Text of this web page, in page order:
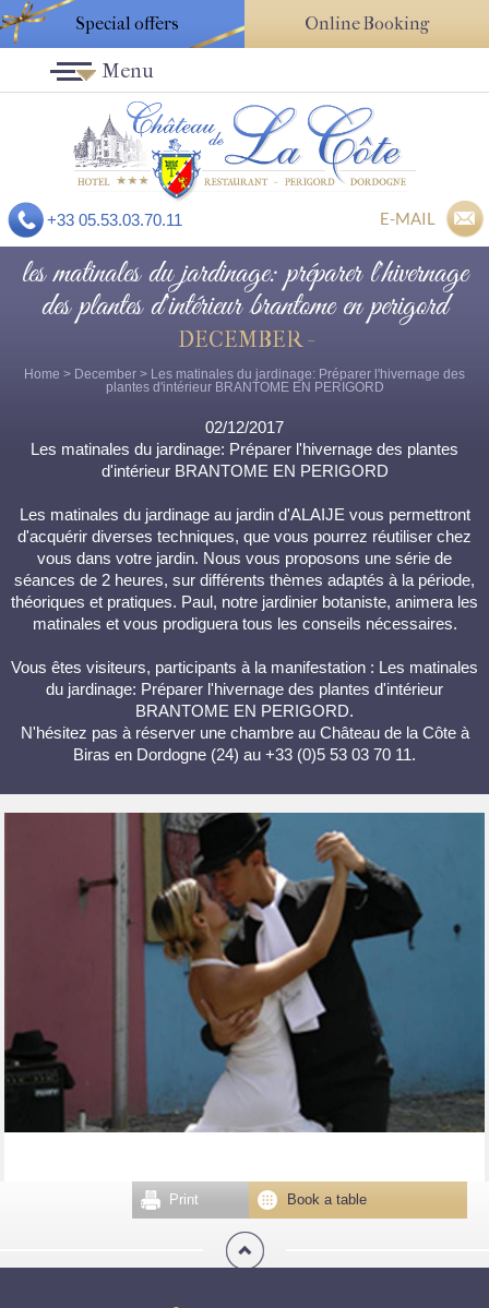
Special offers Online Booking
+33 05.53.03.70.11 E-MAIL
Menu
les matinales du jardinage: préparer l'hivernage
des plantes d'intérieur brantome en perigord
DECEMBER -
Home > December > Les matinales du jardinage: Préparer l'hivernage des
plantes d'intérieur BRANTOME EN PERIGORD
02/12/2017
Les matinales du jardinage: Préparer l'hivernage des plantes
d'intérieur BRANTOME EN PERIGORD
Les matinales du jardinage au jardin d'ALAIJE vous permettront
d'acquérir diverses techniques, que vous pourrez réutiliser chez
vous dans votre jardin. Nous vous proposons une série de
séances de 2 heures, sur différents thèmes adaptés à la période,
théoriques et pratiques. Paul, notre jardinier botaniste, animera les
matinales et vous prodiguera tous les conseils nécessaires.
Vous êtes visiteurs, participants à la manifestation : Les matinales
du jardinage: Préparer l'hivernage des plantes d'intérieur
BRANTOME EN PERIGORD.
N'hésitez pas à réserver une chambre au Château de la Côte à
Biras en Dordogne (24) au +33 (0)5 53 03 70 11.
Book a table
Print